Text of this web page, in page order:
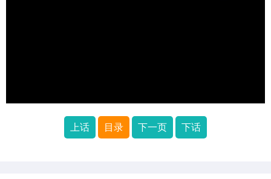
上话 目录 下一页 下话